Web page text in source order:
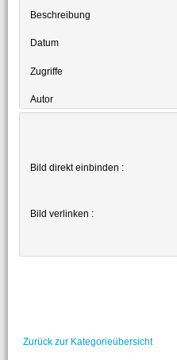
Beschreibung
Datum
Zugriffe
Autor
Bild direkt einbinden :
Bild verlinken :
Zurück zur Kategorieübersicht